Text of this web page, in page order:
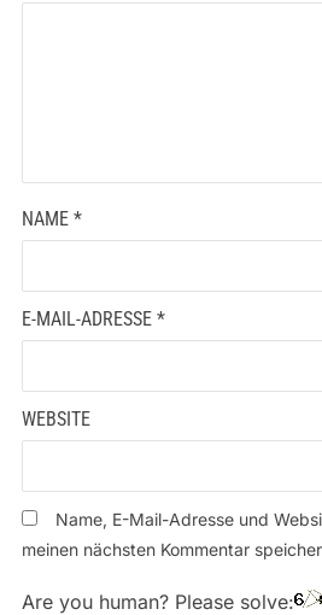
NAME *
E-MAIL-ADRESSE *
WEBSITE
Name, E-Mail-Adresse und
meinen nächsten Kommentar
Are you human? Please solve: